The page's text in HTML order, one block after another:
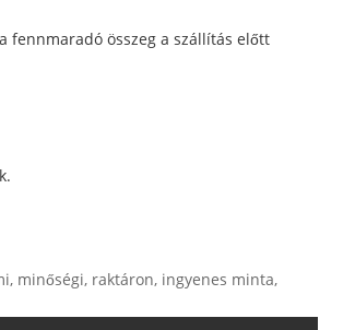
fennmaradó összeg a szállítás előtt
minőségi, raktáron, ingyenes minta,